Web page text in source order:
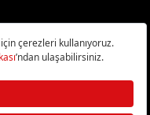
Online’da!